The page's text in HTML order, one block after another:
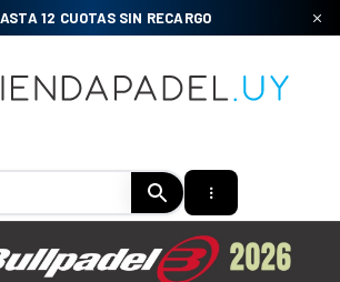
12 CUOTAS SIN RECARGO